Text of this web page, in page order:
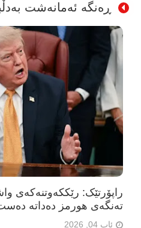
ڕەنگە ئەمانەشت
راپۆرتێک: رێککەوتنەکەی
تەنگەی هورمز دەداتە
ئاب 04, 2026